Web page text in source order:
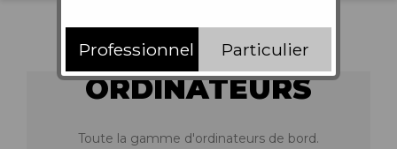
ORDINATEURS
Toute la gamme d'ordinateurs de bord.
Professionnel Particulier